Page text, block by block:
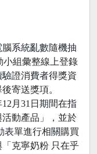
系統亂數隨機抽
小組彙整線上登錄
證消費者得獎資
寄送獎項。
12月31日期間在指
動產品」，並於
表單進行相關購買
克寧奶粉 只在乎